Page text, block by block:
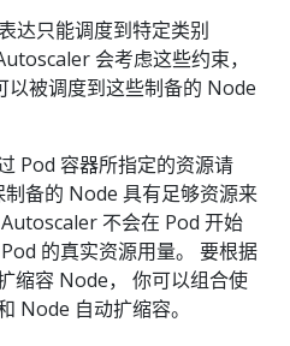
达只能调度到特定类别
会考虑这些约束，
被调度到这些制备的 Node
Pod 容器所指定的资源请
备的 Node 具有足够资源来
不会在 Pod 开始
的真实资源用量。 要根据
缩容 Node， 你可以组合使
Node 自动扩缩容。